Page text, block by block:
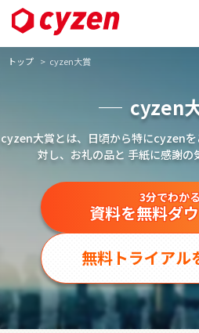
トップ cyzen大賞
cyzen
cyzen大賞とは、日頃から特にcyzen
対し、お礼の品と 手紙に感謝の
3分でわか
資料を無料ダ
無料トライアル